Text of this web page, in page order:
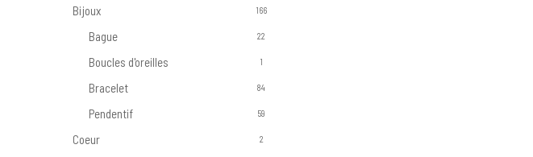
Bijoux 166
Bague 22
Boucles d'oreilles 1
Bracelet 84
Pendentif 59
Coeur 2